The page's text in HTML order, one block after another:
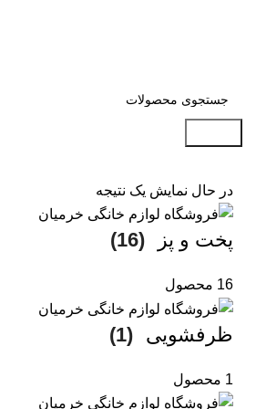
در حال نمایش یک نتیجه
پخت و پز (16)
16 محصول
ظرفشویی (1)
1 محصول